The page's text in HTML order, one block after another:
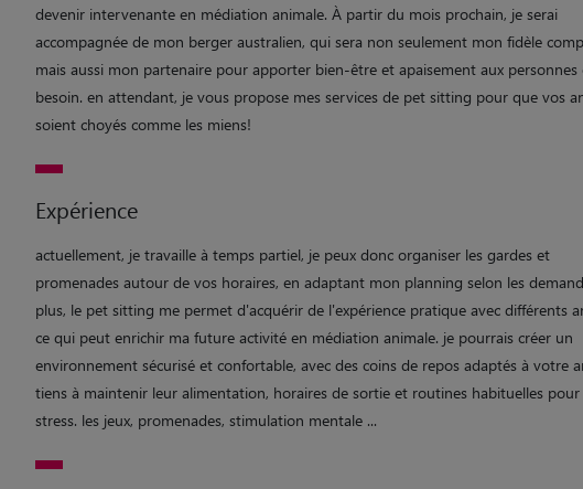
devenir intervenante en médiation animale. À partir du mois prochain, je serai
accompagnée de mon berger australien, qui sera non seulement mon fidèle
mais aussi mon partenaire pour apporter bien-être et apaisement aux personnes
besoin. en attendant, je vous propose mes services de pet sitting pour que vos
soient choyés comme les miens!
Expérience
actuellement, je travaille à temps partiel, je peux donc organiser les gardes et
promenades autour de vos horaires, en adaptant mon planning selon les
plus, le pet sitting me permet d'acquérir de l'expérience pratique avec différents
ce qui peut enrichir ma future activité en médiation animale. je pourrais créer un
environnement sécurisé et confortable, avec des coins de repos adaptés à votre
tiens à maintenir leur alimentation, horaires de sortie et routines habituelles
stress. les jeux, promenades, stimulation mentale ...